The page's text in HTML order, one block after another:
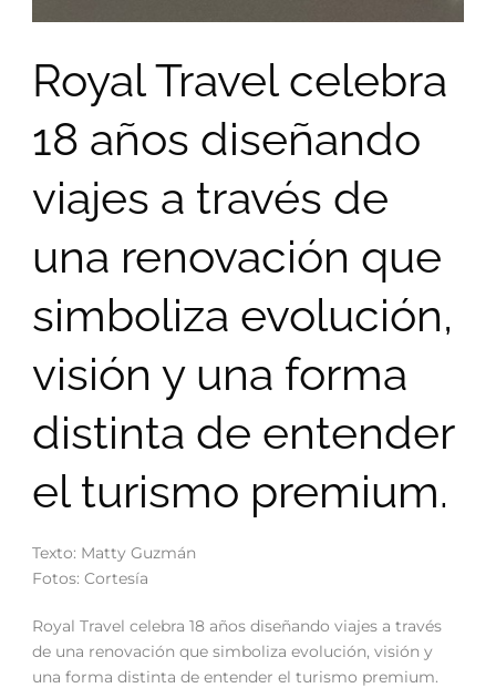
Royal Travel celebra
18 años diseñando
viajes a través de
una renovación que
simboliza evolución,
visión y una forma
distinta de entender
el turismo premium.
Texto: Matty Guzmán
Fotos: Cortesía
Royal Travel celebra 18 años diseñando viajes a través
de una renovación que simboliza evolución, visión y
una forma distinta de entender el turismo premium.